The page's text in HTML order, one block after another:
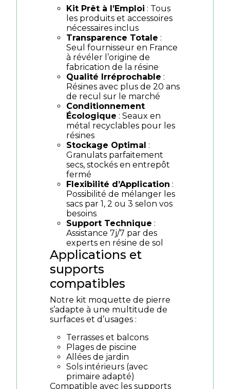
Kit Prêt à l’Emploi : Tous
les produits et accessoires
nécessaires inclus
Transparence Totale :
Seul fournisseur en France
à révéler l’origine de
fabrication de la résine
Qualité Irréprochable :
Résines avec plus de 20 ans
de recul sur le marché
Conditionnement
Écologique : Seaux en
métal recyclables pour les
résines
Stockage Optimal :
Granulats parfaitement
secs, stockés en entrepôt
fermé
Flexibilité d’Application :
Possibilité de mélanger les
sacs par 1, 2 ou 3 selon vos
besoins
Support Technique :
Assistance 7j/7 par des
experts en résine de sol
Applications et
supports
compatibles
Notre kit moquette de pierre
s’adapte à une multitude de
surfaces et d’usages :
Terrasses et balcons
Plages de piscine
Allées de jardin
Sols intérieurs (avec
primaire adapté)
Compatible avec les supports